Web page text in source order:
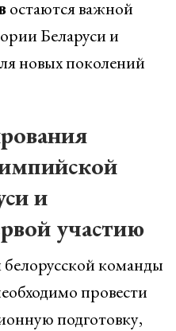
остаются важной
Беларуси и
новых поколений
и
участию
команды
провести
подготовку,